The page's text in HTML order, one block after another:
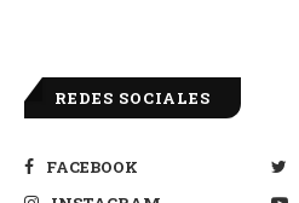
REDES SOCIALES
FACEBOOK